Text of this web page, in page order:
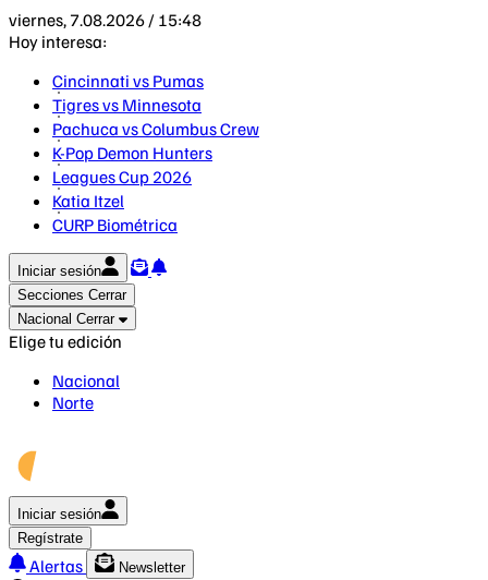
viernes, 7.08.2026 / 15:48
Hoy interesa:
Cincinnati vs Pumas
Tigres vs Minnesota
Pachuca vs Columbus Crew
K-Pop Demon Hunters
Leagues Cup 2026
Katia Itzel
CURP Biométrica
Iniciar sesión
Secciones Cerrar
Nacional Cerrar
Elige tu edición
Nacional
Norte
Iniciar sesión
Regístrate
Alertas
Newsletter